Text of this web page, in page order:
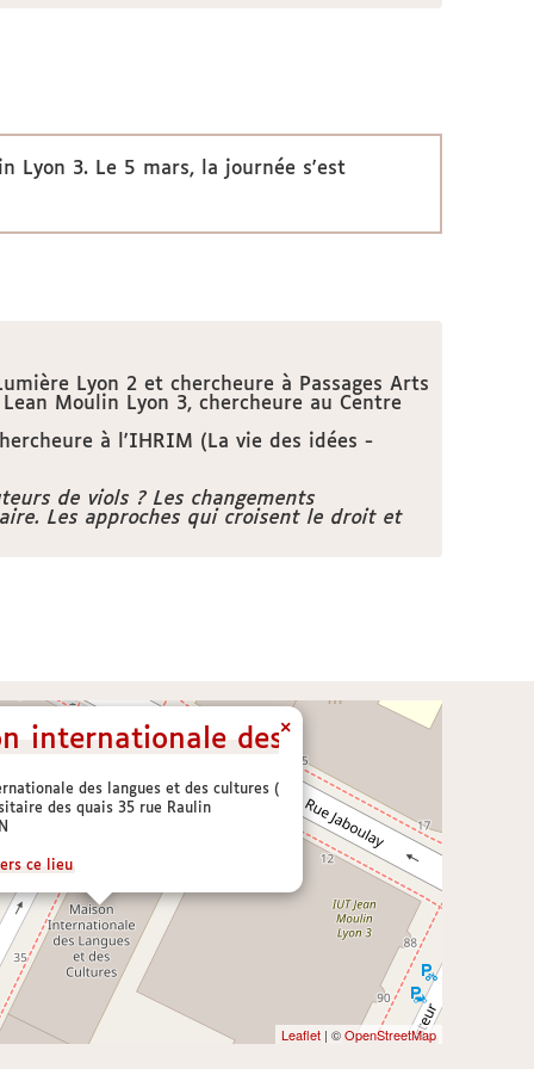
Lyon 3. Le 5 mars, la journée s'est
Lyon 2 et chercheure à Passages Arts
Moulin Lyon 3, chercheure au Centre
à l'IHRIM (La vie des idées -
de viols ? Les changements
Les approches qui croisent le droit et
internationale des langues et des
des langues et des cultures (MILC)
des quais 35 rue Raulin
ce lieu
×
Leaflet| ©OpenStreetMap